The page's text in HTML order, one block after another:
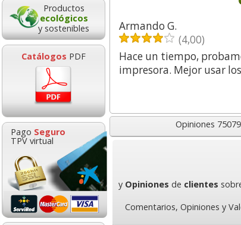
Productos
ecológicos
y sostenibles
Catálogos PDF
Pago Seguro
TPV virtual
Armando G.
(4,00)
Hace un tiempo,
impresora. Mejor usar
Opiniones
y Opiniones de clientes
Comentarios, Opiniones y
Lápiz Staedtler Noris
120 - Nº 2 dureza HB
desde:0,30 €
Soporte
moldeable maleable
para carboncillo o
grafito